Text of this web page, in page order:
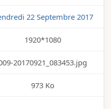
22 Septembre 2017
1920*1080
20170921_083453.jpg
973 Ko